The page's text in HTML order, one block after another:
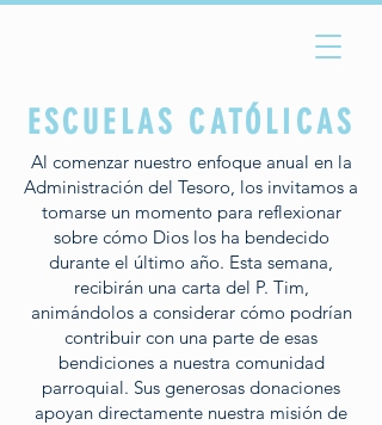
ESCUELAS CATÓLICAS
Al comenzar nuestro enfoque anual en la
Administración del Tesoro, los invitamos a
tomarse un momento para reflexionar
sobre cómo Dios los ha bendecido
durante el último año. Esta semana,
recibirán una carta del P. Tim,
animándolos a considerar cómo podrían
contribuir con una parte de esas
bendiciones a nuestra comunidad
parroquial. Sus generosas donaciones
apoyan directamente nuestra misión de